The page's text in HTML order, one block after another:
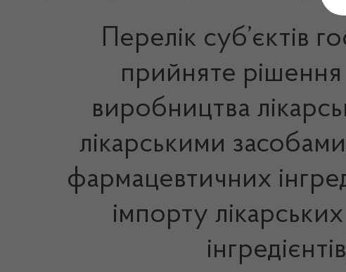
Перелік суб’єктів
прийняте рішення
виробництва
лікарськими
фармацевтичних
імпорту